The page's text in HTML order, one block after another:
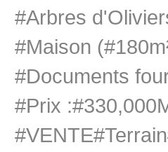
#Arbres
#Maison
#Documents
#Prix